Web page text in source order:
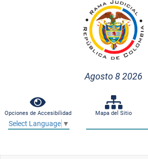
Agosto 8 2026
Opciones de Accesibilidad Mapa del Sitio
Select Language ▼